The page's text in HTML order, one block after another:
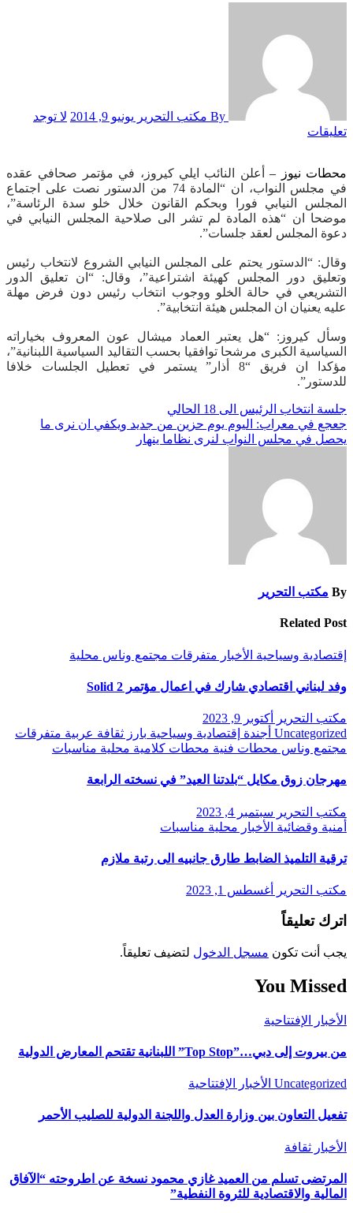
يونيو 9, 2014
لا توجد
تعليقات
محطات نيوز –
أعلن النائب ايلي كيروز، في مؤتمر صحافي عقده
في مجلس النواب، ان “المادة 74 من الدستور نصت على اجتماع
المجلس النيابي فورا وبحكم القانون خلال خلو سدة الرئاسة”،
موضحا ان “هذه المادة لم تشر الى صلاحية المجلس النيابي في
دعوة المجلس لعقد جلسات”.
وقال: “الدستور يحتم على المجلس النيابي الشروع لانتخاب رئيس
وتعليق دور المجلس كهيئة اشتراعية”، وقال: “ان تعليق الدور
التشريعي في حالة الخلو ووجوب انتخاب رئيس دون فرض مهلة
عليه يعنيان ان المجلس هيئة انتخابية”.
وسأل كيروز: “هل يعتبر العماد ميشال عون المعروف بخياراته
السياسية الكبرى مرشحا توافقيا بحسب التقاليد السياسية اللبنانية”،
مؤكدا ان فريق “8 أذار” يستمر في تعطيل الجلسات خلافا
للدستور”.
تصفّح
المقالات
جلسة انتخاب الرئيس الى 18 الحالي
جعجع في معراب: اليوم يوم حزين من جديد ويكفي ان نرى ما
يحصل في مجلس النواب لنرى نظاما ينهار
By مكتب التحرير
Related Post
إقتصادية وسياحية الأخبار متفرقات مجتمع وناس محلية
وفد لبناني اقتصادي شارك في اعمال مؤتمر Solid 2
مكتب التحرير
أكتوبر 9, 2023
Uncategorized أجندة إقتصادية وسياحية بارز ثقافة عربية متفرقات
مجتمع وناس محطات فنية محطات كلامية محلية مناسبات
مهرجان زوق مكايل “بلدتنا العيد” في نسخته الرابعة
مكتب التحرير سبتمبر 4, 2023
أمنية وقضائية الأخبار محلية مناسبات
ترقية التلميذ الضابط طارق جانبيه الى رتبة ملازم
مكتب التحرير أغسطس 1, 2023
اترك تعليقاً
يجب أنت تكون مسجل الدخول لتضيف تعليقاً.
You Missed
الأخبار الإفتتاحية
من بيروت إلى دبي…”Top Stop” اللبنانية تقتحم المعارض الدولية
Uncategorized الأخبار الإفتتاحية
تفعيل التعاون بين وزارة العدل واللجنة الدولية للصليب الأحمر
الأخبار ثقافة
المرتضى تسلم من العميد غازي محمود نسخة عن اطروحته “الآفاق
المالية والاقتصادية للثروة النفطية”